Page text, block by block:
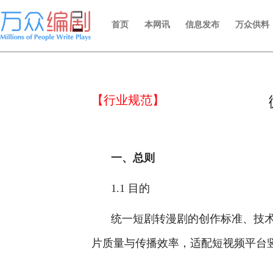
首页 本网讯 信息发布 万众供料
【行业规范】
一、总则
1.1 目的
统一短剧转漫剧的创作标准、技
片质量与传播效率，适配短视频平台